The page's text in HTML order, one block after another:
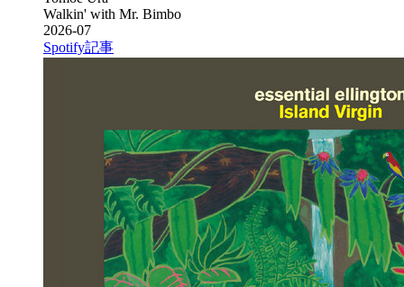
Walkin' with Mr. Bimbo
2026-07
Spotify記事